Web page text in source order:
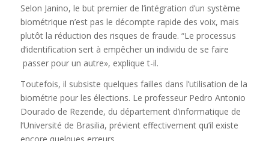
Selon Janino, le but premier de l’intégration d’un système
biométrique n’est pas le décompte rapide des voix, mais
plutôt la réduction des risques de fraude. “Le processus
d’identification sert à empêcher un individu de se faire
passer pour un autre», explique t-il.
Toutefois, il subsiste quelques failles dans l’utilisation de la
biométrie pour les élections. Le professeur Pedro Antonio
Dourado de Rezende, du département d’informatique de
l’Université de Brasilia, prévient effectivement qu’il existe